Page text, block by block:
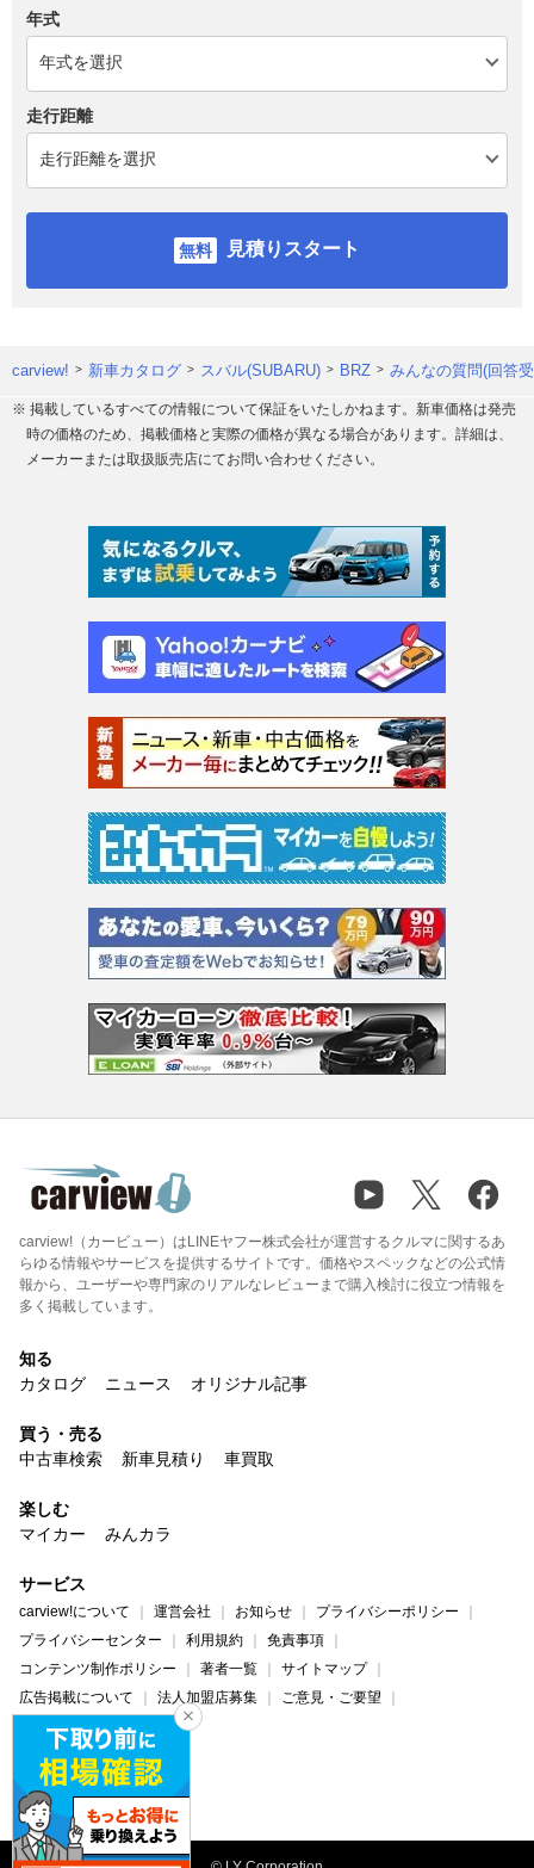
年式
走行距離
見積りスタート
carview! 新車カタログ スバル(SUBARU) BRZ みんなの質問(回答
※ 掲載しているすべての情報について保証をいたしかねます。新車価格は発売
時の価格のため、掲載価格と実際の価格が異なる場合があります。詳細は、
メーカーまたは取扱販売店にてお問い合わせください。
carview!（カービュー）はLINEヤフー株式会社が運営するクルマに関するあ
らゆる情報やサービスを提供するサイトです。価格やスペックなどの公式情
報から、ユーザーや専門家のリアルなレビューまで購入検討に役立つ情報を
多く掲載しています。
知る
カタログ
ニュース オリジナル記事
買う・売る
中古車検索
新車見積り 車買取
楽しむ
マイカー
みんカラ
サービス
carview!について 運営会社 お知らせ
プライバシーポリシー
プライバシーセンター
利用規約
免責事項
コンテンツ制作ポリシー
著者一覧
サイトマップ
広告掲載について
法人加盟店募集
ご意見・ご要望
ヘルプ・お問い合わせ
carview! Yahoo! JAPAN